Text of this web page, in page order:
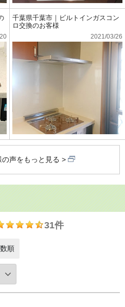
千葉県千葉市｜ビルトインガスコン
ロ交換のお客様
2021/03/26
声をもっと見る
31件
順